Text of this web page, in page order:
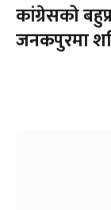
कांग्रेसको
जनकपुरमा